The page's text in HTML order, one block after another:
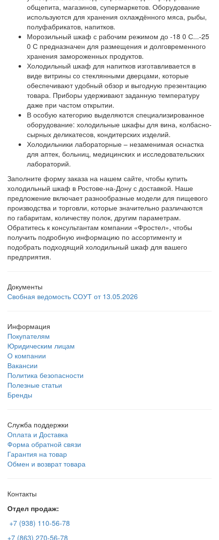
общепита, магазинов, супермаркетов. Оборудование
используются для хранения охлаждённого мяса, рыбы,
полуфабрикатов, напитков.
Морозильный шкаф с рабочим режимом до -18 0 С...-25
0 С предназначен для размещения и долговременного
хранения замороженных продуктов.
Холодильный шкаф для напитков изготавливается в
виде витрины со стеклянными дверцами, которые
обеспечивают удобный обзор и выгодную презентацию
товара. Приборы удерживают заданную температуру
даже при частом открытии.
В особую категорию выделяются специализированное
оборудование: холодильные шкафы для вина, колбасно-
сырных деликатесов, кондитерских изделий.
Холодильники лабораторные – незаменимая оснастка
для аптек, больниц, медицинских и исследовательских
лабораторий.
Заполните форму заказа на нашем сайте, чтобы купить
холодильный шкаф в Ростове-на-Дону с доставкой. Наше
предложение включает разнообразные модели для пищевого
производства и торговли, которые значительно различаются
по габаритам, количеству полок, другим параметрам.
Обратитесь к консультантам компании «Фростел», чтобы
получить подробную информацию по ассортименту и
подобрать подходящий холодильный шкаф для вашего
предприятия.
Документы
Свобная ведомость СОУТ от 13.05.2026
Информация
Покупателям
Юридическим лицам
О компании
Вакансии
Политика безопасности
Полезные статьи
Бренды
Служба поддержки
Оплата и Доставка
Форма обратной связи
Гарантия на товар
Обмен и возврат товара
Контакты
Отдел продаж:
+7 (938) 110-56-78
+7 (863) 270-56-78